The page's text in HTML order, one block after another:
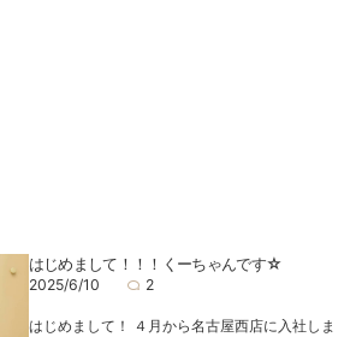
はじめまして！！！くーちゃんです☆
2025/6/10 2
はじめまして！ ４月から名古屋西店に入社しま